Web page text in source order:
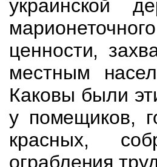
украинской
ценности,
местным
Каковы были
у помещиков,
красных,
ограбления